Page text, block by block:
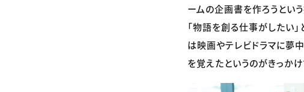
ームの企画書を作ろうとい
「物語を創る仕事がしたい
は映画やテレビドラマに夢
を覚えたというのがきっか